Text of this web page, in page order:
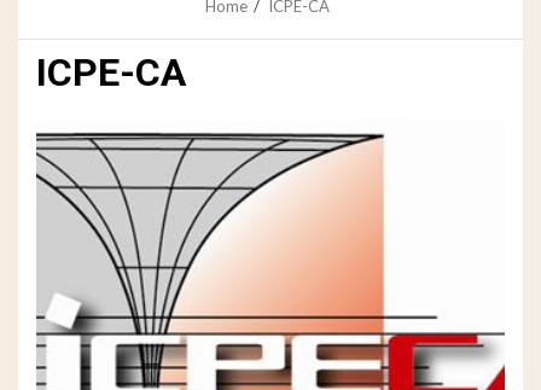
Home ICPE-CA
ICPE-CA